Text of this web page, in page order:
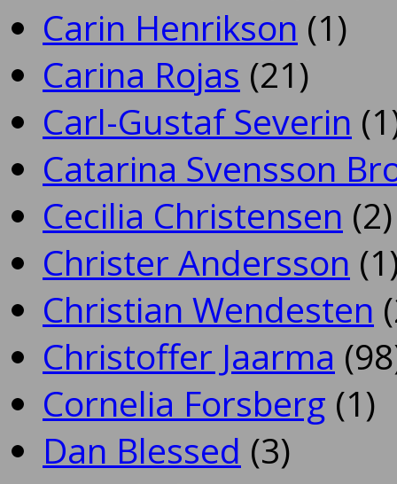
Carin Henrikson (1)
Carina Rojas (21)
Carl-Gustaf Severin
Catarina Svensson
Cecilia Christensen (2)
Christer Andersson
Christian Wendesten
Christoffer Jaarma
Cornelia Forsberg (1)
Dan Blessed (3)